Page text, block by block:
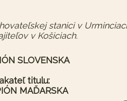
stanici v
v Košiciach.
SLOVENSKA
titulu:
MAĎARSKA